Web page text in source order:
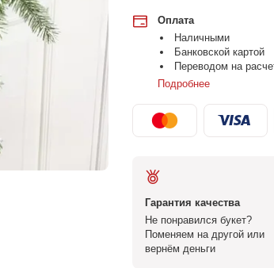
Оплата
Наличными
Банковской картой
Переводом на
Подробнее
Гарантия качества
Не понравился букет?
Поменяем на другой или
вернём деньги